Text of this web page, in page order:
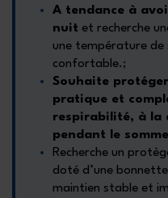
A tendance à
nuit et recherche
une température de
confortable.;
Souhaite
pratique et
respirabilité, à la
pendant le
Recherche un
doté d’une
maintien stable et